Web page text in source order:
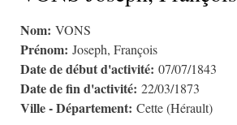
Vous êtes ici
Nom: VONS
Prénom: Joseph, François
Date de début d'activité: 07/07/1843
Date de fin d'activité: 22/03/1873
Ville - Département: Cette (Hérault)